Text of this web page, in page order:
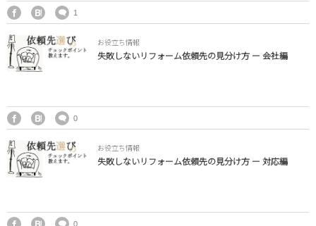
1
お役立ち情報
失敗しないリフォーム依頼先の見分け方 ー 会社編
0
お役立ち情報
失敗しないリフォーム依頼先の見分け方 ー 対応編
0
外構・小屋